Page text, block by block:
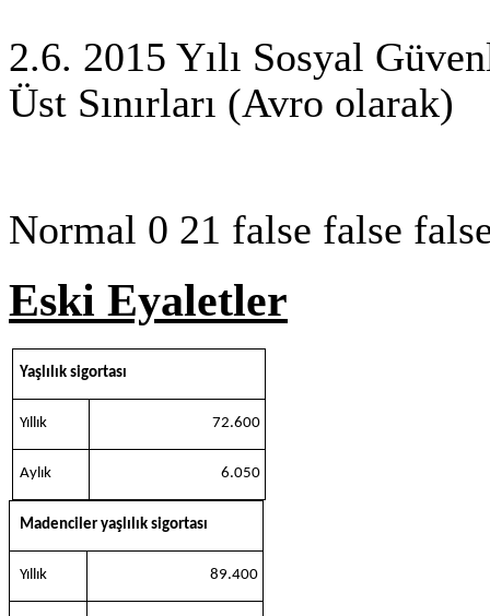
2.6. 2015 Yılı Sosyal
Üst Sınırları (Avro olarak)
Normal 0 21 false false
Eski Eyaletler
Yaşlılık sigortası
Yıllık 72.600
Aylık 6.050
Madenciler yaşlılık sigortası
Yıllık 89.400